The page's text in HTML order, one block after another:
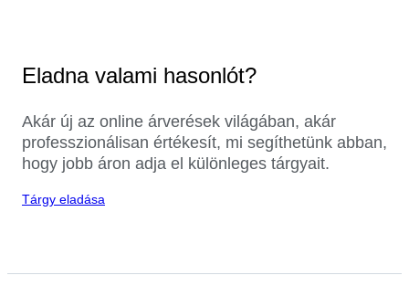
Eladna valami hasonlót?
Akár új az online árverések világában, akár
professzionálisan értékesít, mi segíthetünk abban,
hogy jobb áron adja el különleges tárgyait.
Tárgy eladása